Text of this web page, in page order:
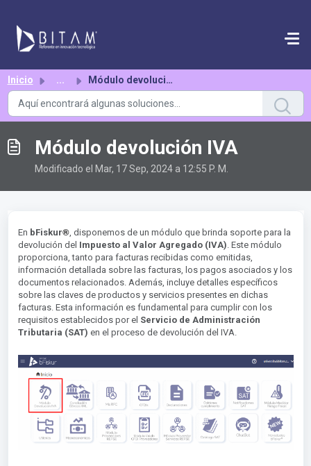
Inicio ... Módulo devolución IVA
Módulo devolución IVA
Modificado el Mar, 17 Sep, 2024 a 12:55 P. M.
En bFiskur®︎, disponemos de un módulo que brinda soporte para la
devolución del Impuesto al Valor Agregado (IVA) . Este módulo
proporciona, tanto para facturas recibidas como emitidas,
información detallada sobre las facturas, los pagos asociados y los
documentos relacionados. Además, incluye detalles específicos
sobre las claves de productos y servicios presentes en dichas
facturas. Esta información es fundamental para cumplir con los
requisitos establecidos por el Servicio de Administración
Tributaria (SAT) en el proceso de devolución del IVA.